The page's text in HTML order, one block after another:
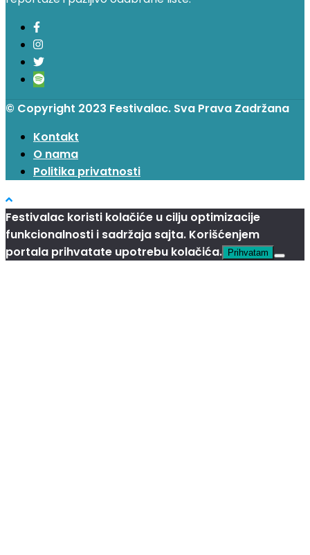
© Copyright 2023 Festivalac. Sva Prava Zadržana
Kontakt
O nama
Politika privatnosti
Festivalac koristi kolačiće u cilju optimizacije
funkcionalnosti i sadržaja sajta. Korišćenjem
portala prihvatate upotrebu kolačića.
Prihvatam